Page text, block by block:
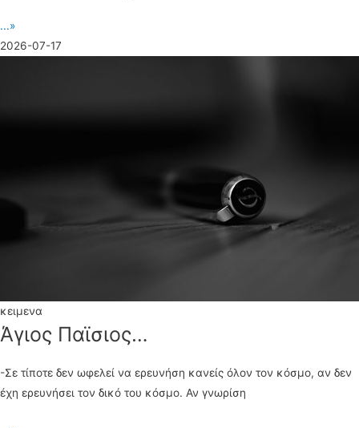
...»
2026-07-17
κειμενα
Άγιος Παϊσιος…
-Σε τίποτε δεν ωφελεί να ερευνήση κανείς όλον τον κόσμο, αν δεν
έχη ερευνήσει τον δικό του κόσμο. Αν γνωρίση